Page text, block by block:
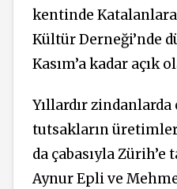
kentinde
Kültür Derneği’nde
Kasım’a kadar açık
Yıllardır
tutsakların
da çabasıyla Zürih’e
Aynur Epli ve